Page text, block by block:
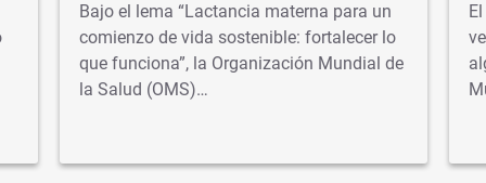
Bajo el lema “Lactancia materna para un
comienzo de vida sostenible: fortalecer lo
que funciona”, la Organización Mundial de
la Salud (OMS)…